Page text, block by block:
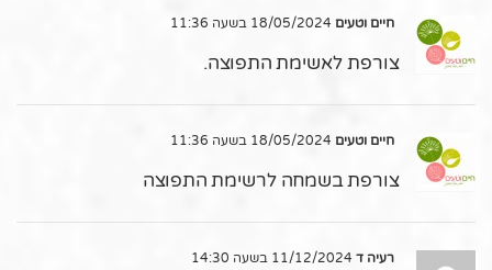
חיים וטעים
צורפת לאשימת התפוצה.
חיים וטעים
צורפת בשמחה לרשימת התפוצה
רעיה ד